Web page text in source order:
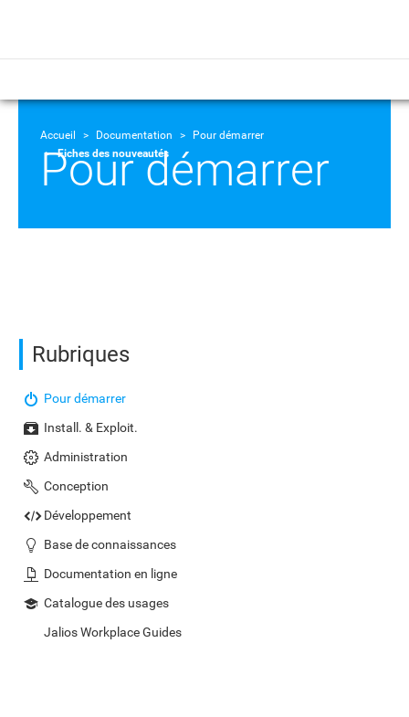
Accueil Documentation
Pour démarrer
Fiches des nouveautés
Pour démarrer
Rubriques
Pour démarrer
Install. & Exploit.
Administration
Conception
Développement
Base de connaissances
Documentation en ligne
Catalogue des usages
Jalios Workplace Guides